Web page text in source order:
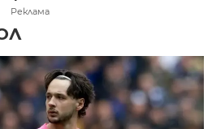
Реклама